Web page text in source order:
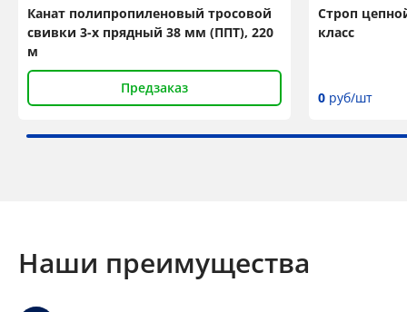
Канат полипропиленовый тросовой
свивки 3-х прядный 38 мм (ППТ), 220
м
Предзаказ
Строп
класс
0 руб/шт
Наши преимущества